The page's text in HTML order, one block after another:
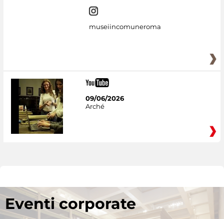
museiincomuneroma
09/06/2026
Arché
Eventi corporate